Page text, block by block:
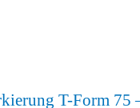
T-Form 75